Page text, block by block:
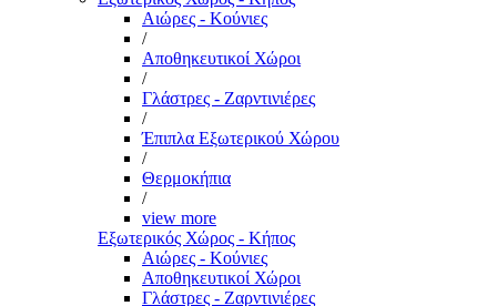
Αιώρες - Κούνιες
/
Αποθηκευτικοί Χώροι
/
Γλάστρες - Ζαρντινιέρες
/
Έπιπλα Εξωτερικού Χώρου
/
Θερμοκήπια
/
view more
Εξωτερικός Χώρος - Κήπος
Αιώρες - Κούνιες
Αποθηκευτικοί Χώροι
Γλάστρες - Ζαρντινιέρες